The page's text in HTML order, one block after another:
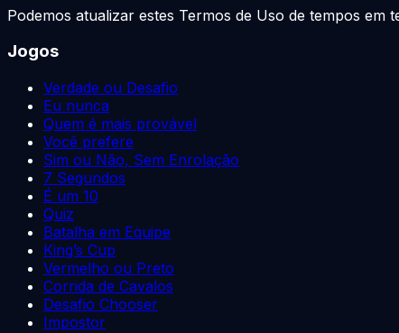
Podemos atualizar estes Termos de Uso de tempos
Jogos
Verdade ou Desafio
Eu nunca
Quem é mais provável
Você prefere
Sim ou Não, Sem Enrolação
7 Segundos
É um 10
Quiz
Batalha em Equipe
King’s Cup
Vermelho ou Preto
Corrida de Cavalos
Desafio Chooser
Impostor